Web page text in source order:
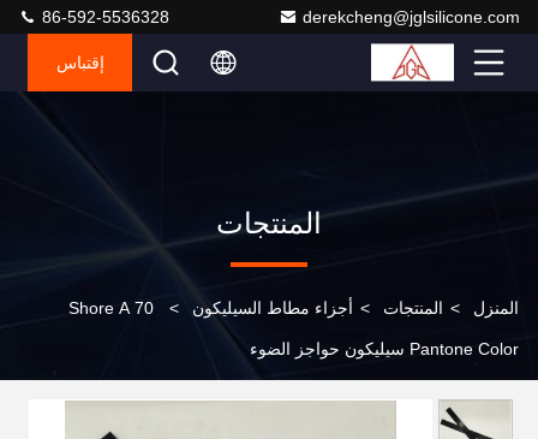
derekcheng@jglsilicone.com
86-592-5536328
إقتباس
المنتجات
المنزل > المنتجات > أجزاء مطاط السيليكون >
70 Shore A
Pantone Color سيليكون حواجز الضوء